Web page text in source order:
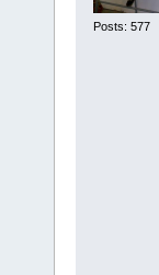
Posts: 577